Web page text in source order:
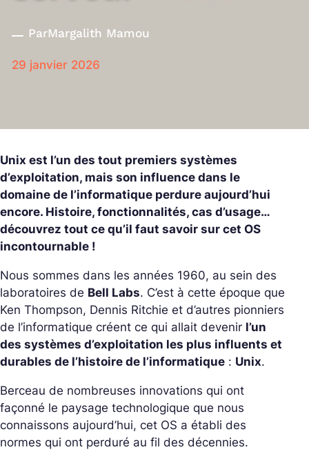
ParMargalith Mamou
29 janvier 2026
Unix est l’un des tout premiers systèmes
d’exploitation, mais son influence dans le
domaine de l’informatique perdure aujourd’hui
encore. Histoire, fonctionnalités, cas d’usage…
découvrez tout ce qu’il faut savoir sur cet OS
incontournable !
Nous sommes dans les années 1960, au sein des
laboratoires de Bell Labs. C’est à cette époque que
Ken Thompson, Dennis Ritchie et d’autres pionniers
de l’informatique créent ce qui allait devenir l’un
des systèmes d’exploitation les plus influents et
durables de l’histoire de l’informatique : Unix.
Berceau de nombreuses innovations qui ont
façonné le paysage technologique que nous
connaissons aujourd’hui, cet OS a établi des
normes qui ont perduré au fil des décennies.